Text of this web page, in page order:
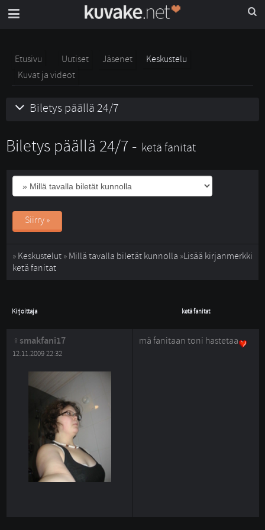
Etusivu Uutiset Jäsenet
Keskustelu
Kuvat ja videot
Biletys päällä 24/7
Biletys päällä 24/7 - ketä fanitat
Siirry »
Lisää kirjanmerkki
» Keskustelut » Millä tavalla biletät kunnolla »
ketä fanitat
Kirjoittaja ketä fanitat
smakfani17
12.11.2009 22:32
mä fanitaan toni hastetaa